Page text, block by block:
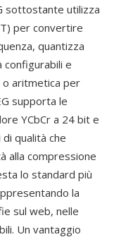
sottostante utilizza
per convertire
quantizza
configurabili e
o aritmetica per
supporta le
YCbCr a 24 bit e
qualità che
alla compressione
lo standard più
la
sul web, nelle
Un vantaggio